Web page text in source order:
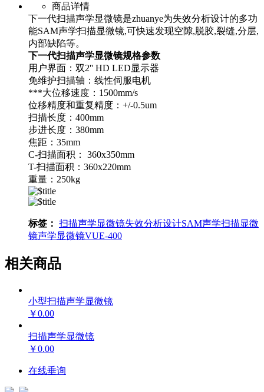
商品详情
下一代扫描声学显微镜是zhuanye为失效分析设计的多功
能SAM声学扫描显微镜,可快速发现空隙,脱胶,裂缝,分层,
内部缺陷等。
下一代扫描声学显微镜规格参数
用户界面：双2'' HD LED显示器
免维护扫描轴：线性伺服电机
***大位移速度：1500mm/s
位移精度和重复精度：+/-0.5um
扫描长度：400mm
步进长度：380mm
焦距：35mm
C-扫描面积： 360x350mm
T-扫描面积：360x220mm
重量：250kg
标签： 扫描声学显微镜失效分析设计SAM声学扫描显微
镜声学显微镜VUE-400
相关商品
小型扫描声学显微镜
￥0.00
扫描声学显微镜
￥0.00
在线垂询